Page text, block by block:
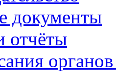
документы
отчёты